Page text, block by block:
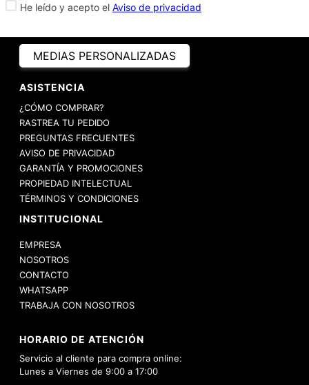
He leído y acepto el Aviso de privacidad
MEDIAS PERSONALIZADAS
ASISTENCIA
¿CÓMO COMPRAR?
RASTREA TU PEDIDO
PREGUNTAS FRECUENTES
AVISO DE PRIVACIDAD
GARANTÍA Y PROMOCIONES
PROPIEDAD INTELECTUAL
TÉRMINOS Y CONDICIONES
INSTITUCIONAL
EMPRESA
NOSOTROS
CONTACTO
WHATSAPP
TRABAJA CON NOSOTROS
HORARIO DE ATENCIÓN
Servicio al cliente para compra online:
Lunes a Viernes de 9:00 a 17:00